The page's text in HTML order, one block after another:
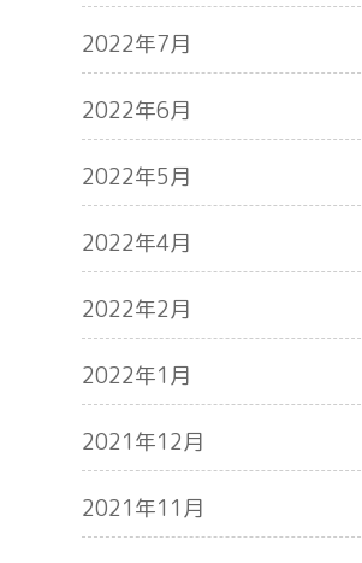
2022年7月
2022年6月
2022年5月
2022年4月
2022年2月
2022年1月
2021年12月
2021年11月